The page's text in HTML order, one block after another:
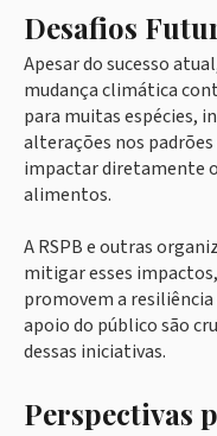
Desafios
Apesar do sucesso
mudança climática
para muitas espécies,
alterações nos
impactar diretamente
alimentos.
A RSPB e outras
mitigar esses
promovem a
apoio do público são
dessas iniciativas.
Perspectivas